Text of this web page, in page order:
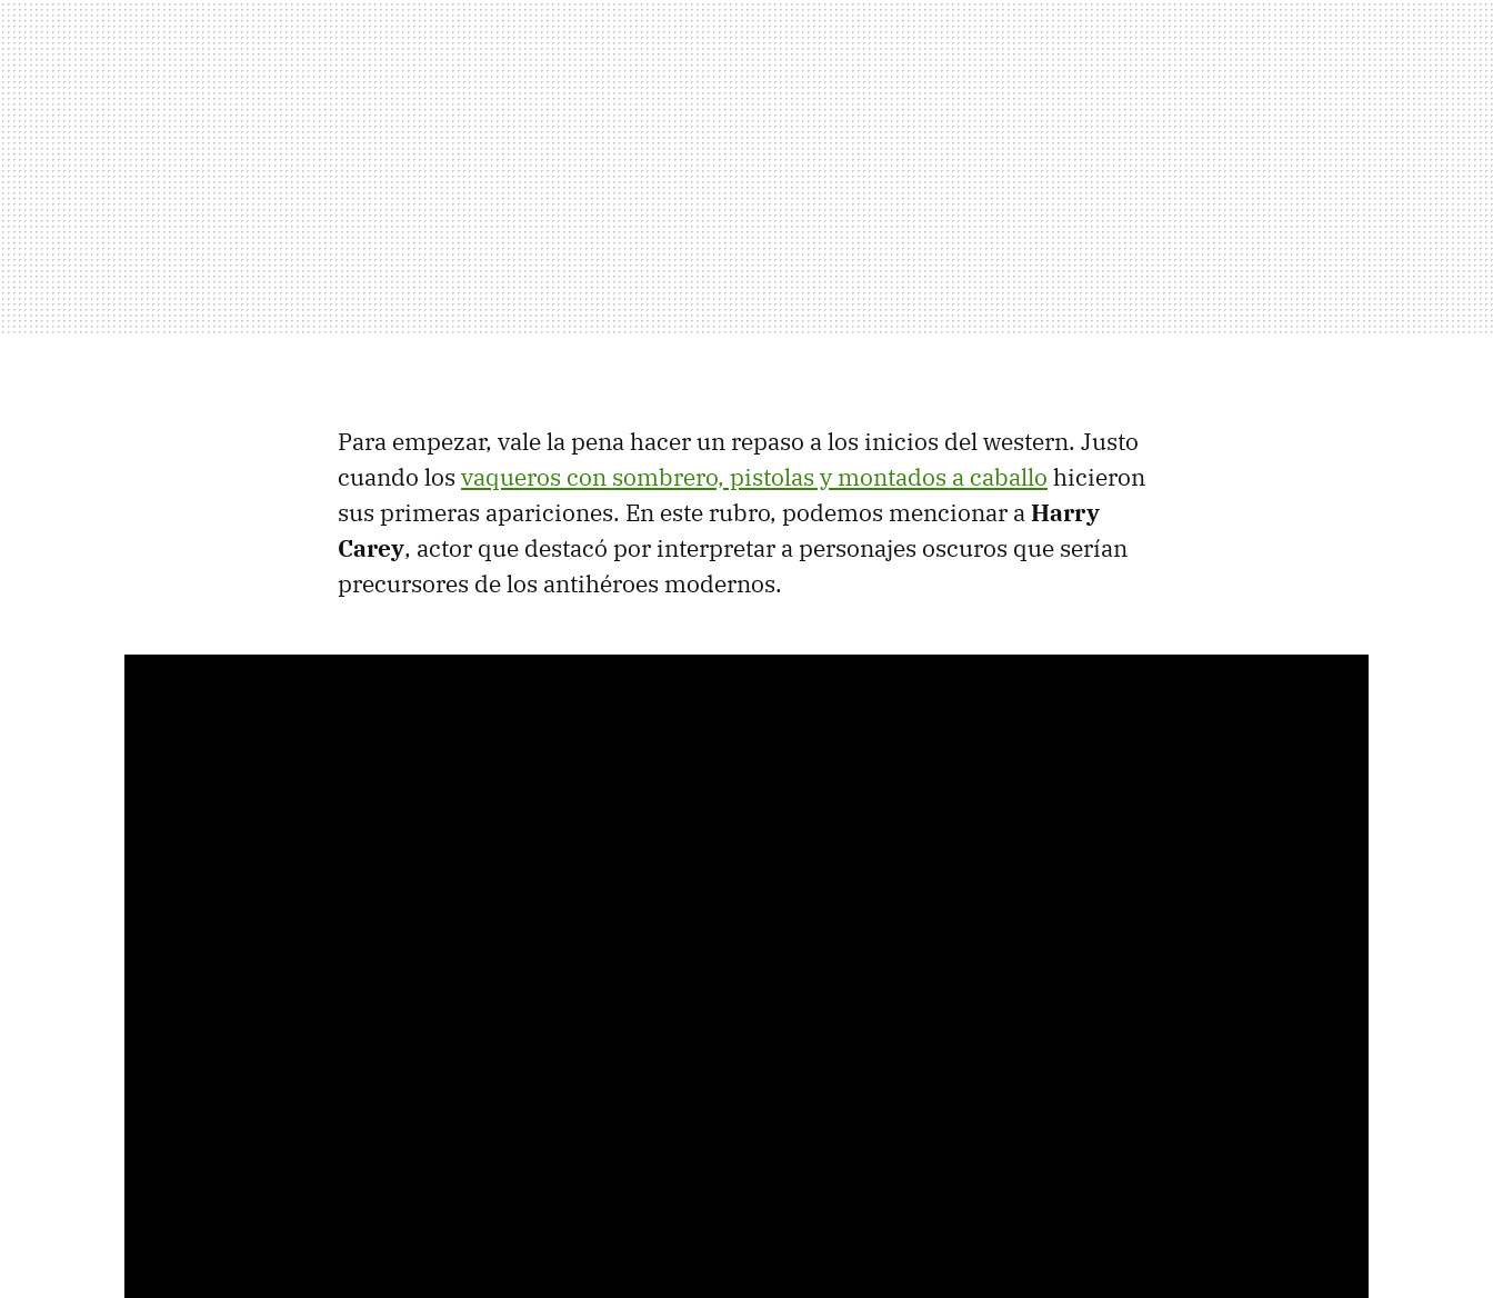
Para empezar, vale la pena hacer un repaso a los inicios del western. Justo
cuando los vaqueros con sombrero, pistolas y montados a caballo hicieron
sus primeras apariciones. En este rubro, podemos mencionar aHarry
Carey, actor que destacó por interpretar a personajes oscuros que serían
precursores de los antihéroes modernos.